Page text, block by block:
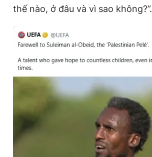
thế nào, ở đâu và vì sao không?”.